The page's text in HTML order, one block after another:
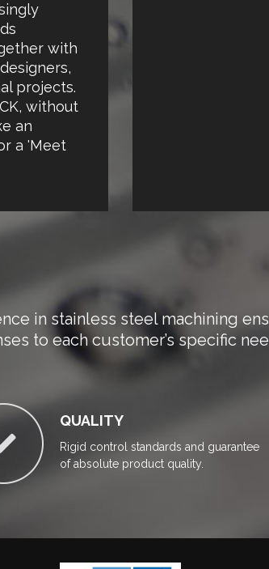
with
projects.
without
an
a 'Meet
in stainless steel machining
to each customer’s specific
QUALITY
Rigid control standards and guarantee
of absolute product quality.